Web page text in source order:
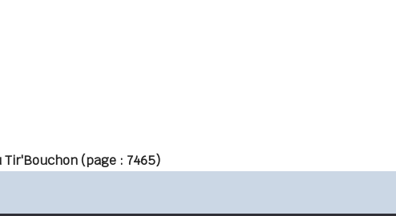
Tir'Bouchon(page : 7465)